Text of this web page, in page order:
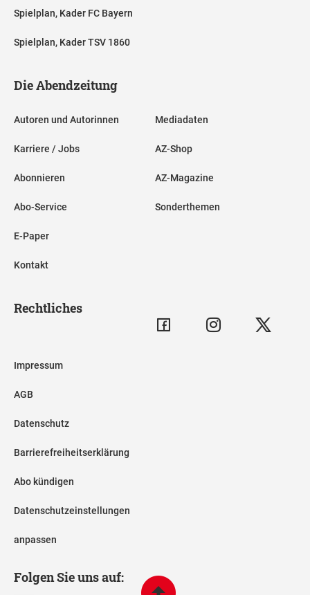
Spielplan, Kader FC Bayern
Spielplan, Kader TSV 1860
Die Abendzeitung
Autoren und Autorinnen
Karriere / Jobs
Abonnieren
Abo-Service
E-Paper
Kontakt
Mediadaten
AZ-Shop
AZ-Magazine
Sonderthemen
Rechtliches
Impressum
AGB
Datenschutz
Barrierefreiheitserklärung
Abo kündigen
Datenschutzeinstellungen
anpassen
Folgen Sie uns auf: